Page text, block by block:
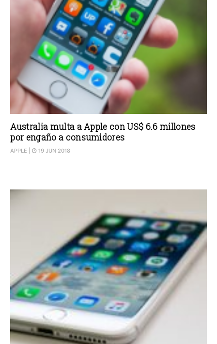
Australia multa a Apple con US$ 6.6 millones
por engaño a consumidores
APPLE | 19 JUN 2018